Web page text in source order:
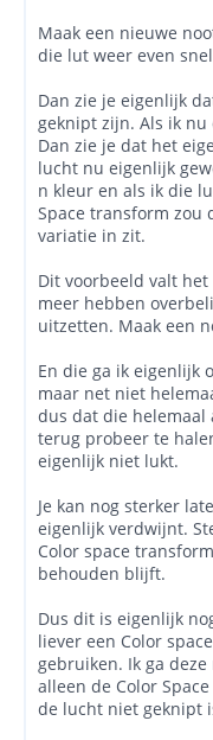
Maak een nieuwe
die lut weer even
Dan zie je eigenlijk
geknipt zijn. Als ik
Dan zie je dat het
lucht nu eigenlijk
n kleur en als ik die
Space transform zou
variatie in zit.
Dit voorbeeld valt
meer hebben
uitzetten. Maak een
En die ga ik eigenlijk
maar net niet
dus dat die helemaal
terug probeer te
eigenlijk niet lukt.
Je kan nog sterker
eigenlijk verdwijnt.
Color space
behouden blijft.
Dus dit is eigenlijk
liever een Color
gebruiken. Ik ga
alleen de Color
de lucht niet geknipt